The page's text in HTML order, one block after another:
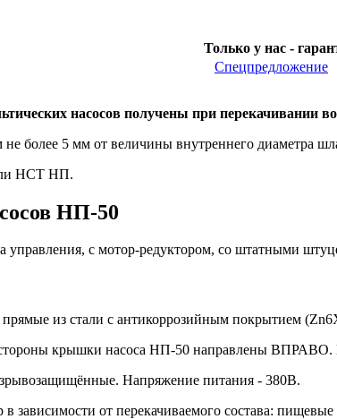
Только у нас -
Спецпредложение
насосов получены при перекачивании
не более 5 мм от величины внутреннего диаметра
НСТ НП.
НП-50
управления, с мотор-редуктором, со штатными
из стали с антикоррозийным покрытием
стороны крышки насоса НП-50 направлены
Напряжение питания - 380В.
в зависимости от перекачиваемого состава: